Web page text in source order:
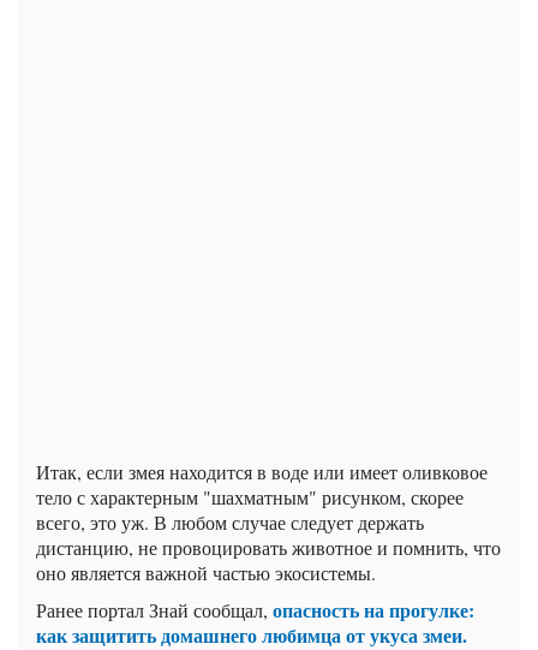
Итак, если змея находится в воде или имеет оливковое
тело с характерным "шахматным" рисунком, скорее
всего, это уж. В любом случае следует держать
дистанцию, не провоцировать животное и помнить, что
оно является важной частью экосистемы.
Ранее портал Знай сообщал, опасность на прогулке:
как защитить домашнего любимца от укуса змеи.